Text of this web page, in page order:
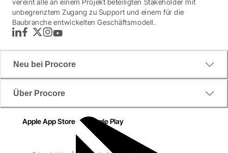
vereint alle an einem Projekt beteiligten Stakeholder mit
unbegrenztem Zugang zu Support und einem für die
Baubranche entwickelten Geschäftsmodell.
LinkedInFacebook
TwitterInstagram
YouTube
Neu bei Procore
Über Procore
Apple App Store Google Play